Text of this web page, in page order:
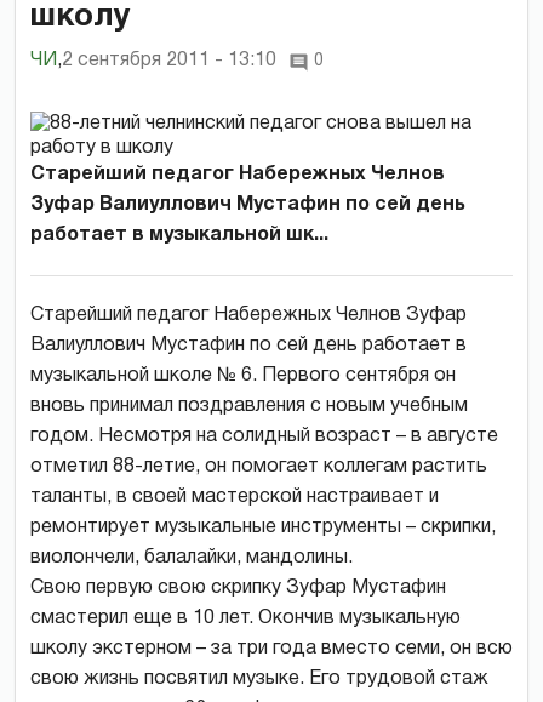
школу
ЧИ ,2 сентября 2011 - 13:10 0
Старейший педагог Набережных Челнов
Зуфар Валиуллович Мустафин по сей день
работает в музыкальной шк...
Старейший педагог Набережных Челнов Зуфар
Валиуллович Мустафин по сей день работает в
музыкальной школе № 6. Первого сентября он
вновь принимал поздравления с новым учебным
годом. Несмотря на солидный возраст – в августе
отметил 88-летие, он помогает коллегам растить
таланты, в своей мастерской настраивает и
ремонтирует музыкальные инструменты – скрипки,
виолончели, балалайки, мандолины.
Свою первую свою скрипку Зуфар Мустафин
смастерил еще в 10 лет. Окончив музыкальную
школу экстерном – за три года вместо семи, он всю
свою жизнь посвятил музыке. Его трудовой стаж